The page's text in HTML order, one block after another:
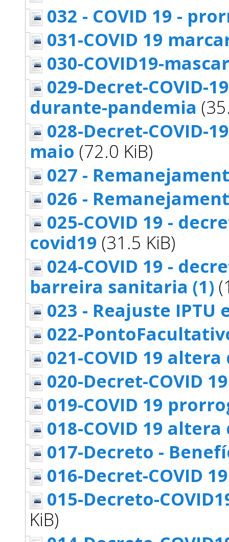
032 - COVID 19 -
031-COVID 19
030-COVID19-
029-Decret-COVID-
durante-pandemia
028-Decret-COVID-
maio (72.0 KiB)
027 -
026 -
025-COVID 19 -
covid19 (31.5 KiB)
024-COVID 19 -
barreira sanitaria (1)
023 - Reajuste IPTU
022-
021-COVID 19
020-Decret-COVID
019-COVID 19
018-COVID 19
017-Decreto -
016-Decret-COVID
015-Decreto-
KiB)